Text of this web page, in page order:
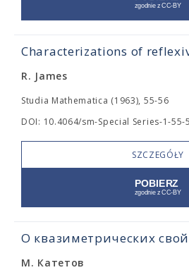
Characterizations of
R. James
Studia Mathematica (1963), 55-56
DOI: 10.4064/sm-Special Series-1-55-
SZCZEGÓŁY
О квазиметрических
М. Катетов